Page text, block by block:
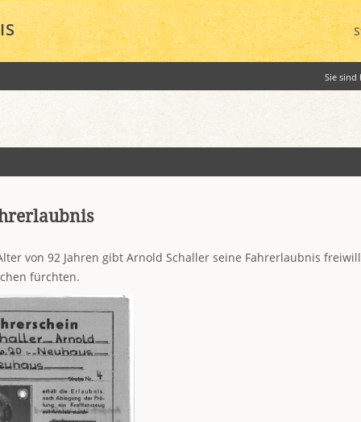
Sie sind
von 92 Jahren gibt Arnold Schaller seine Fahrerlaubnis
fürchten.